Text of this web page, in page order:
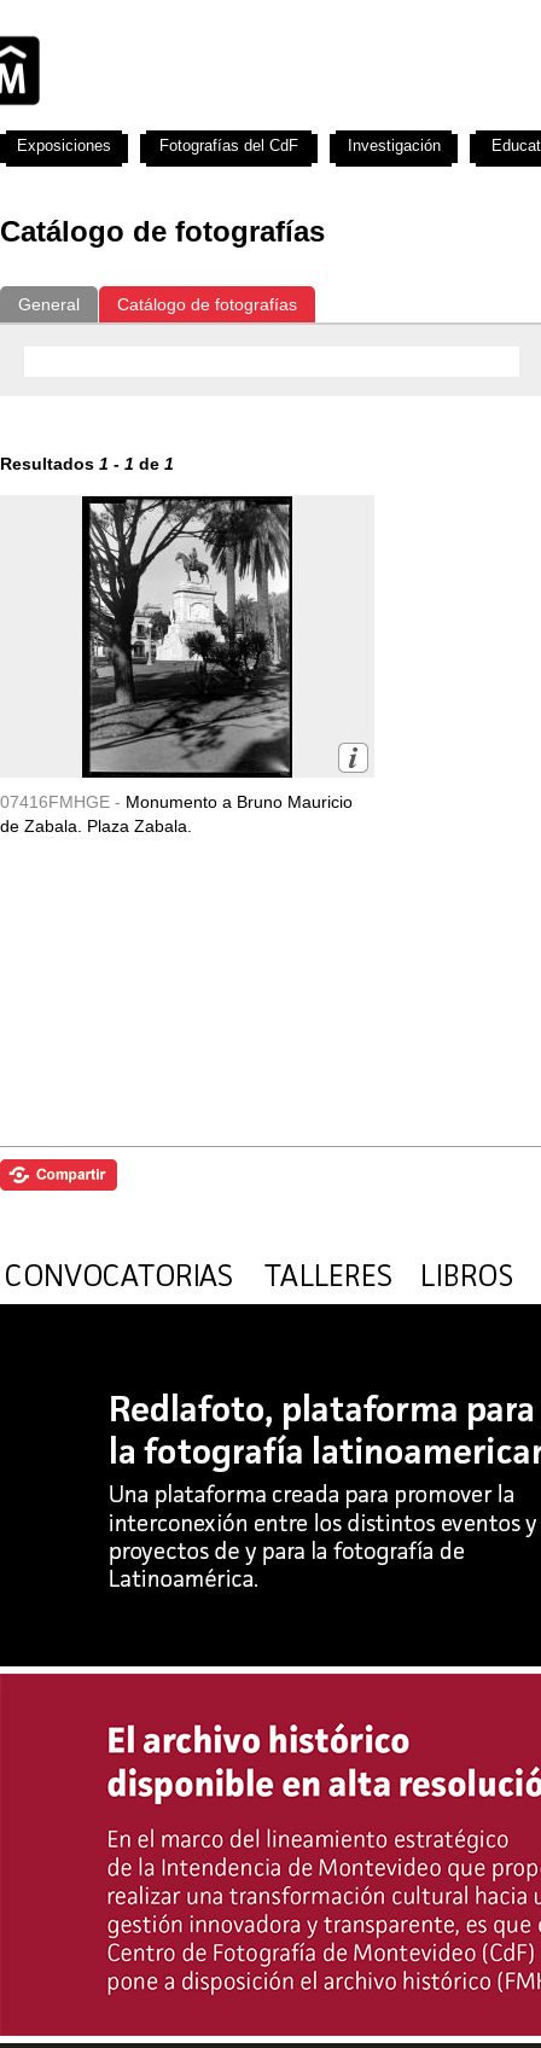
Catálogo de fotografías
General Catálogo de fotografías
Resultados 1 - 1 de 1
07416FMHGE - Monumento a Bruno Mauricio
de Zabala. Plaza Zabala.
Exposiciones Fotografías del CdF Investigación